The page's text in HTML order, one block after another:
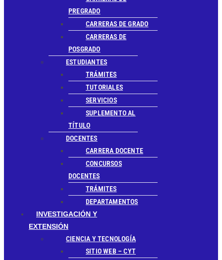
PREGRADO
CARRERAS DE GRADO
CARRERAS DE
POSGRADO
ESTUDIANTES
TRÁMITES
TUTORIALES
SERVICIOS
SUPLEMENTO AL
TÍTULO
DOCENTES
CARRERA DOCENTE
CONCURSOS
DOCENTES
TRÁMITES
DEPARTAMENTOS
INVESTIGACIÓN Y
EXTENSIÓN
CIENCIA Y TECNOLOGÍA
SITIO WEB – CYT